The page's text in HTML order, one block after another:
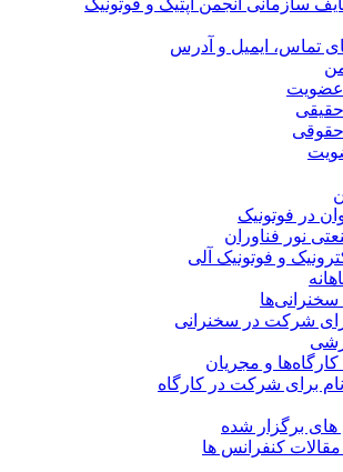
انجمن اپتیک و فوتونیک
تماس، ایمیل و آدرس
در فوتونیک
نور فناوران
و فوتونیک آلی
شرکت در سخنرانی
و مجریان
برای شرکت در کارگاه
برگزار شده
کنفرانس ها